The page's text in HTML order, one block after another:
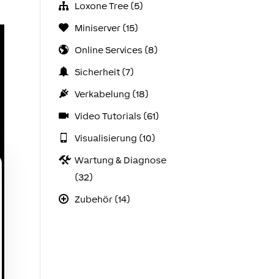
Loxone Tree (5)
Miniserver (15)
Online Services (8)
Sicherheit (7)
Verkabelung (18)
Video Tutorials (61)
Visualisierung (10)
Wartung & Diagnose
(32)
Zubehör (14)